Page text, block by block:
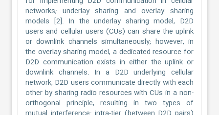
networks; underlay sharing and overlay sharing
models [2]. In the underlay sharing model, D2D
users and cellular users (CUs) can share the uplink
or downlink channels simultaneously; however, in
the overlay sharing model, a dedicated resource for
D2D communication exists in either the uplink or
downlink channels. In a D2D underlying cellular
network, D2D users communicate directly with each
other by sharing radio resources with CUs in a non-
orthogonal principle, resulting in two types of